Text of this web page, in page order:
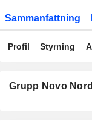
Sammanfattning
Profil Styrning
Grupp Novo